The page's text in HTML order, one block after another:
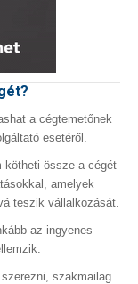
a cégtemetőnek
esetéről.
kötheti össze a cégét
amelyek
teszik vállalkozását.
az ingyenes
szakmailag